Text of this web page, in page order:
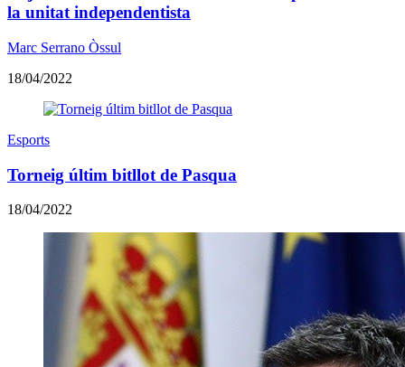
la unitat independentista
Marc Serrano Òssul
18/04/2022
Esports
Torneig últim bitllot de Pasqua
18/04/2022